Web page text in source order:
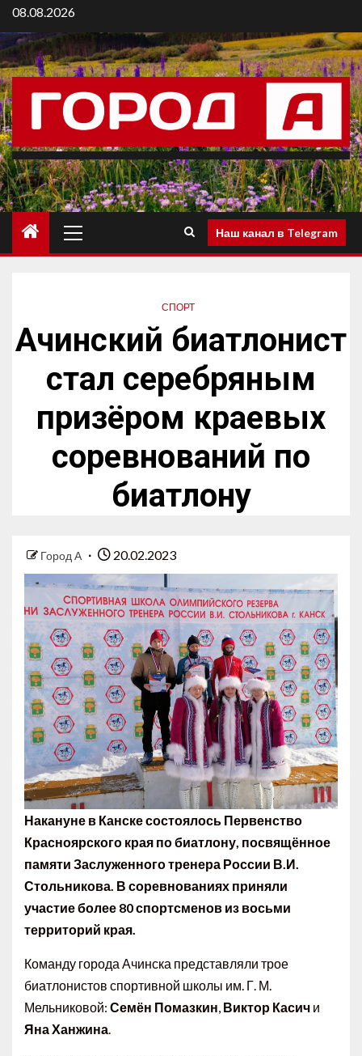
08.08.2026
Наш канал в Telegram
СПОРТ
Ачинский биатлонист
стал серебряным
призёром краевых
соревнований по
биатлону
Город А 20.02.2023
Накануне в Канске состоялось Первенство
Красноярского края по биатлону, посвящённое
памяти Заслуженного тренера России В.И.
Стольникова. В соревнованиях приняли
участие более 80 спортсменов из восьми
территорий края.
Команду города Ачинска представляли трое
биатлонистов спортивной школы им. Г. М.
Мельниковой: Семён Помазкин, Виктор Касич и
Яна Ханжина.